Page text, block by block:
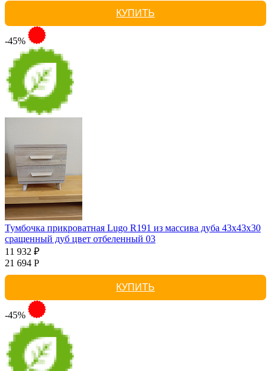
КУПИТЬ
-45%
Тумбочка прикроватная Lugo R191 из массива дуба 43х43х30
сращенный дуб цвет отбеленный 03
11 932 ₽
21 694 Р
КУПИТЬ
-45%